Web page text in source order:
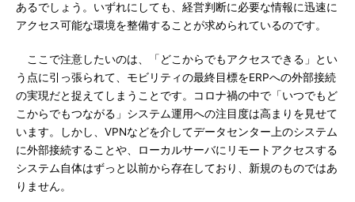
あるでしょう。いずれにしても、経営判断に必要な情報に迅速に
アクセス可能な環境を整備することが求められているのです。
ここで注意したいのは、「どこからでもアクセスできる」とい
う点に引っ張られて、モビリティの最終目標をERPへの外部接続
の実現だと捉えてしまうことです。コロナ禍の中で「いつでもど
こからでもつながる」システム運用への注目度は高まりを見せて
います。しかし、VPNなどを介してデータセンター上のシステム
に外部接続することや、ローカルサーバにリモートアクセスする
システム自体はずっと以前から存在しており、新規のものではあ
りません。